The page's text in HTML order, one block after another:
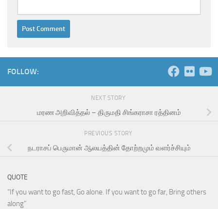
FOLLOW:
NEXT STORY
மரண அறிவித்தல் – திருமதி சிங்கராசா ரத்தினம்
PREVIOUS STORY
நடராசப் பெருமான் ஆலயத்தின் தோற்றமும் வளர்ச்சியும்
QUOTE
“If you want to go fast, Go alone. If you want to go far, Bring others
along”